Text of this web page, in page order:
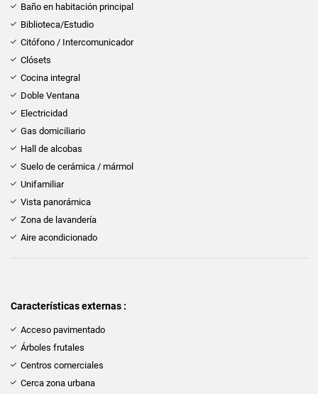
Baño en habitación principal
Biblioteca/Estudio
Citófono / Intercomunicador
Clósets
Cocina integral
Doble Ventana
Electricidad
Gas domiciliario
Hall de alcobas
Suelo de cerámica / mármol
Unifamiliar
Vista panorámica
Zona de lavandería
Aire acondicionado
Características externas :
Acceso pavimentado
Árboles frutales
Centros comerciales
Cerca zona urbana